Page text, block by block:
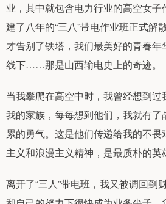
业，其中就包含电力行业的高空女
建了八年的“三八”带电作业班正式解
才告别了铁塔，我们最美好的青春年
线下……那是山西输电史上的奇迹。
当我攀爬在高空中时，我曾经想到过
我的家族，每每想到他们，我就有了
累的勇气。这是他们传递给我的不
主义和浪漫主义精神，是最质朴的英
离开了“三人”带电班，我又被调回到